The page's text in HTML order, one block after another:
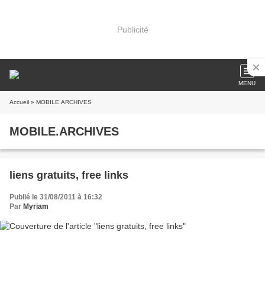
Publicité
MENU
Accueil » MOBILE.ARCHIVES
MOBILE.ARCHIVES
liens gratuits, free links
Publié le 31/08/2011 à 16:32
Par Myriam